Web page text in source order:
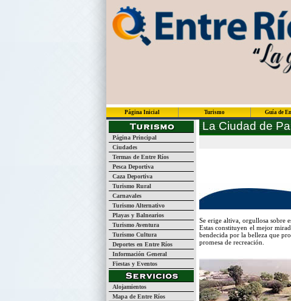
Página Inicial Turismo Guía de
Página Principal
Ciudades
Termas de Entre Ríos
Pesca Deportiva
Caza Deportiva
Turismo Rural
Carnavales
Turismo Alternativo
Playas y Balnearios
Turismo Aventura
Turismo Cultura
Deportes en Entre Ríos
Información General
Fiestas y Eventos
Alojamientos
Mapa de Entre Ríos
La Ciudad de
Se erige altiva, orgullosa sobre
Estas constituyen el mejor
bendecida por la belleza que
promesa de recreación.